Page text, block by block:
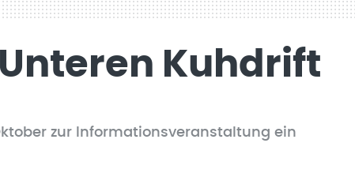
Kuhdrift
zur Informationsveranstaltung ein